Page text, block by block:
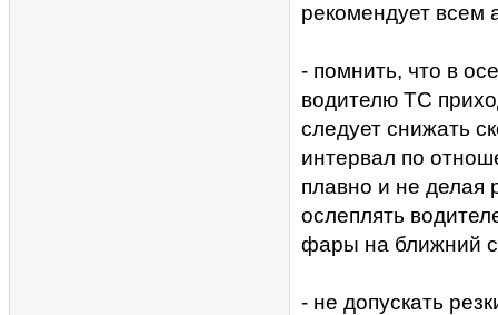
рекомендует всем
- помнить, что в
водителю ТС
следует снижать
интервал по
плавно и не делая
ослеплять
фары на ближний
- не допускать